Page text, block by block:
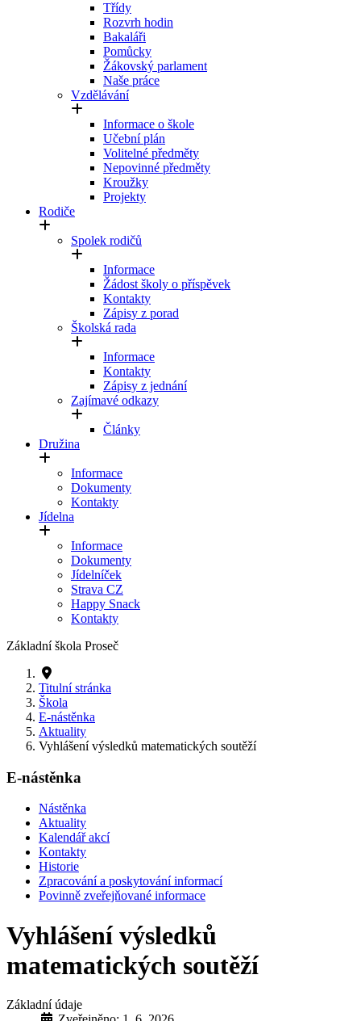
Třídy
Rozvrh hodin
Bakaláři
Pomůcky
Žákovský parlament
Naše práce
Vzdělávání
Informace o škole
Učební plán
Volitelné předměty
Nepovinné předměty
Kroužky
Projekty
Rodiče
Spolek rodičů
Informace
Žádost školy o příspěvek
Kontakty
Zápisy z porad
Školská rada
Informace
Kontakty
Zápisy z jednání
Zajímavé odkazy
Články
Družina
Informace
Dokumenty
Kontakty
Jídelna
Informace
Dokumenty
Jídelníček
Strava CZ
Happy Snack
Kontakty
Základní škola Proseč
Titulní stránka
Škola
E-nástěnka
Aktuality
Vyhlášení výsledků matematických soutěží
E-nástěnka
Nástěnka
Aktuality
Kalendář akcí
Kontakty
Historie
Zpracování a poskytování informací
Povinně zveřejňované informace
Vyhlášení výsledků
matematických soutěží
Základní údaje